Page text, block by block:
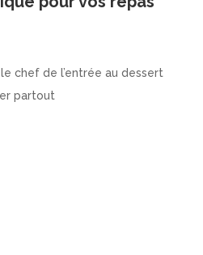
chef de l’entrée au dessert
partout